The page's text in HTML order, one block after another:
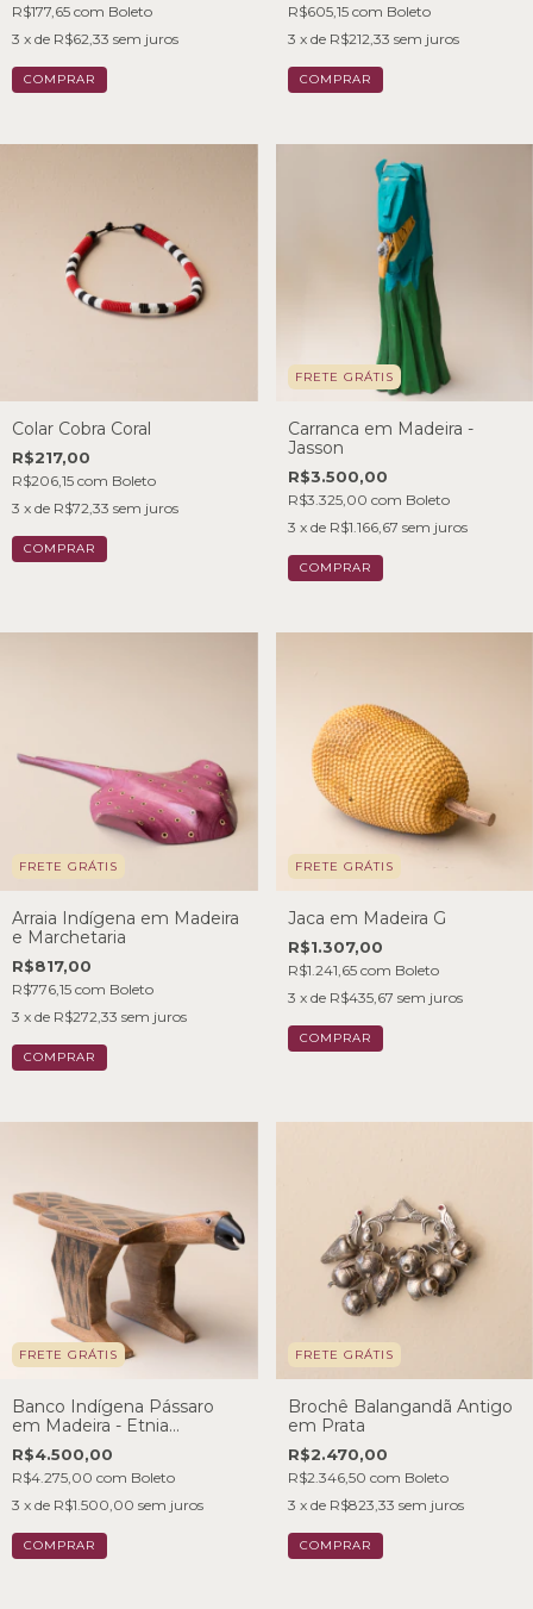
R$177,65 com Boleto
3 x de R$62,33 sem juros
R$605,15 com Boleto
3 x de R$212,33 sem juros
Colar Cobra Coral
R$217,00
R$206,15 com Boleto
3 x de R$72,33 sem juros
FRETE GRÁTIS
Carranca em Madeira -
Jasson
R$3.500,00
R$3.325,00 com Boleto
3 x de R$1.166,67 sem juros
FRETE GRÁTIS
Arraia Indígena em Madeira
e Marchetaria
R$817,00
R$776,15 com Boleto
3 x de R$272,33 sem juros
FRETE GRÁTIS
Jaca em Madeira G
R$1.307,00
R$1.241,65 com Boleto
3 x de R$435,67 sem juros
FRETE GRÁTIS
Banco Indígena Pássaro
em Madeira - Etnia
Mehinako
R$4.500,00
R$4.275,00 com Boleto
3 x de R$1.500,00 sem juros
FRETE GRÁTIS
Brochê Balangandã Antigo
em Prata
R$2.470,00
R$2.346,50 com Boleto
3 x de R$823,33 sem juros